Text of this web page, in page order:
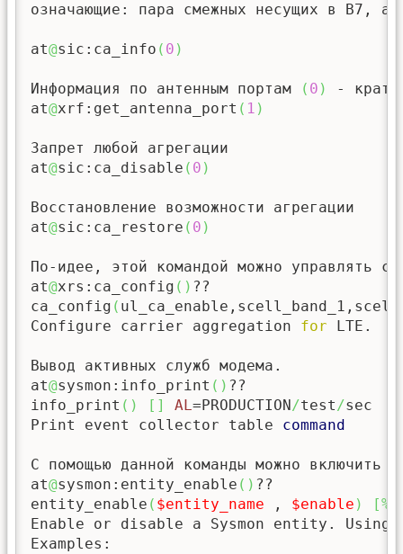
означающие: пара смежных несущих в B7,
at@sic:ca_info ( 0 )
Информация по антенным портам ( 0 )
-
at@xrf:get_antenna_port ( 1 )
Запрет любой агрегации
at@sic:ca_disable ( 0 )
Восстановление возможности агрегации
at@sic:ca_restore ( 0 )
По-идее, этой командой можно управлять
at@xrs:ca_config ( ) ??
ca_config (
Configure carrier aggregation for LTE.
Вывод активных служб модема.
at@sysmon:info_print ( ) ??
info_print ( ) [ ] AL=PRODUCTION /test/sec
Print event collector table command
С помощью данной команды можно
at@sysmon:entity_enable ( ) ??
entity_enable ( $entity_name , $enable ) [%
Enable or disable a Sysmon entity.
Examples: